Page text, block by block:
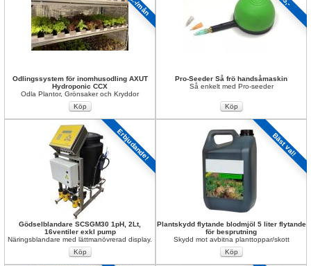
Odlingssystem för inomhusodling AXUT
Hydroponic CCX
Odla Plantor, Grönsaker och Kryddor
Pro-Seeder Så frö handsåmaskin
Så enkelt med Pro-seeder
Erbjudande!
Gödselblandare SCSGM30 1pH, 2Lt,
16ventiler exkl pump
Näringsblandare med lättmanövrerad display.
Bäst val!
Plantskydd flytande blodmjöl 5 liter flytande
för besprutning
Skydd mot avbitna planttoppar/skott